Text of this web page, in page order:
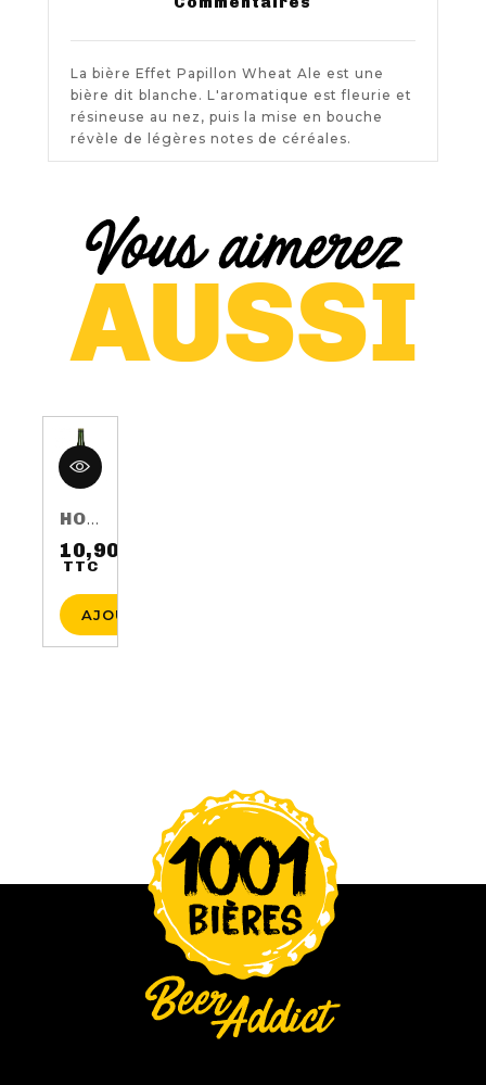
La bière Effet Papillon Wheat Ale est une
bière dit blanche. L'aromatique est fleurie et
résineuse au nez, puis la mise en bouche
révèle de légères notes de céréales.
HOP HARVEST 2016 75CL 5.5%
10,90 €
TTCPrix
AJOUTER AU PANIER